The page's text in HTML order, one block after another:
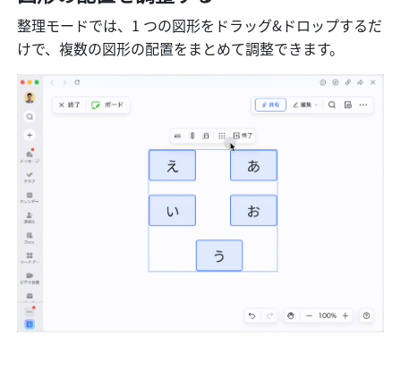
整理モードでは、1 つの図形をドラッグ&ドロップするだ
けで、複数の図形の配置をまとめて調整できます。